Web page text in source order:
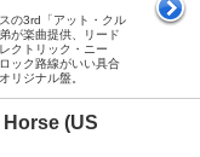
の3rd「アット・クル
が楽曲提供、リード
クトリック・ニー
ック路線がいい具合
リジナル盤。
(US